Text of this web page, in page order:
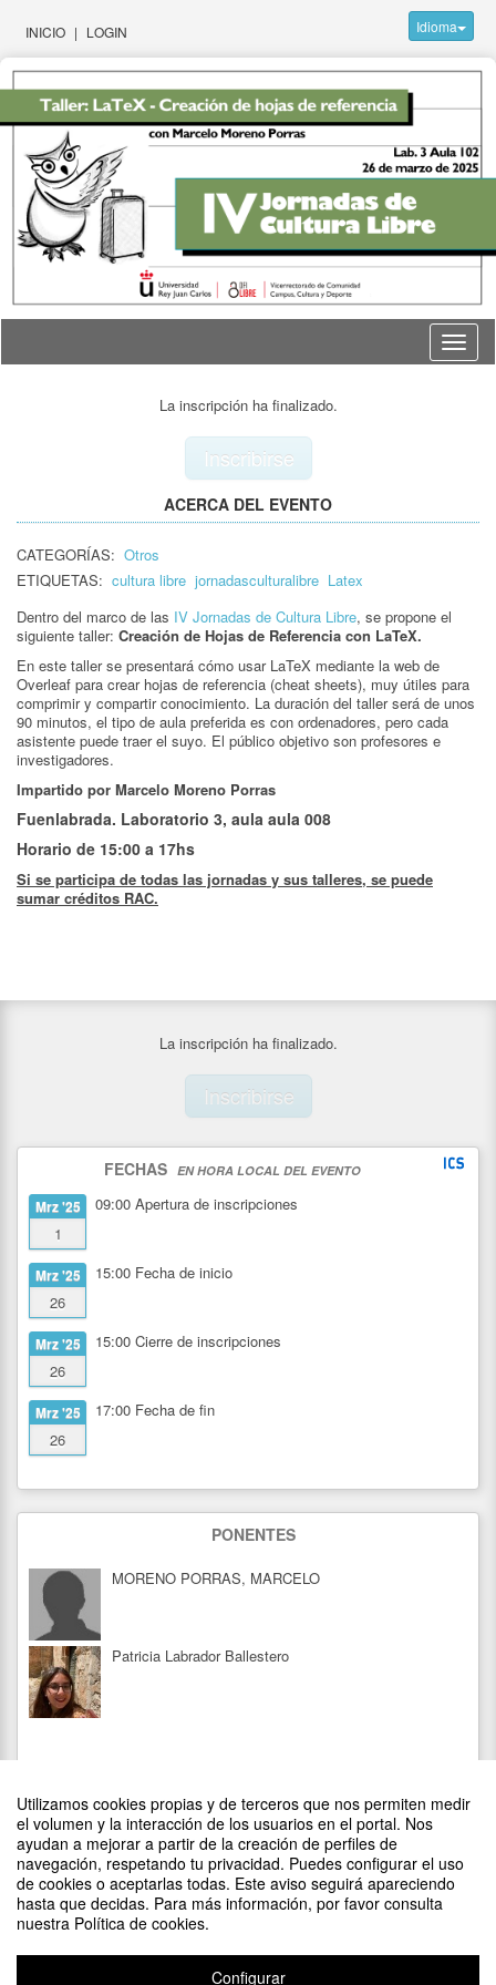
Utilizamos cookies propias y de terceros que nos permiten medir
el volumen y la interacción de los usuarios en el portal. Nos
ayudan a mejorar a partir de la creación de perfiles de
navegación, respetando tu privacidad. Puedes configurar el uso
de cookies o aceptarlas todas. Este aviso seguirá apareciendo
hasta que decidas. Para más información, por favor consulta
nuestra Política de cookies.
Configurar
INICIO | LOGIN Idioma
Idioma
La inscripción ha finalizado.
Inscribirse
ACERCA DEL EVENTO
CATEGORÍAS: Otros
ETIQUETAS: cultura libre jornadasculturalibre Latex
Dentro del marco de las IV Jornadas de Cultura Libre, se propone el
siguiente taller: Creación de Hojas de Referencia con LaTeX.
En este taller se presentará cómo usar LaTeX mediante la web de
Overleaf para crear hojas de referencia (cheat sheets), muy útiles para
comprimir y compartir conocimiento. La duración del taller será de unos
90 minutos, el tipo de aula preferida es con ordenadores, pero cada
asistente puede traer el suyo. El público objetivo son profesores e
investigadores.
Impartido por Marcelo Moreno Porras
Fuenlabrada. Laboratorio 3, aula aula 008
Horario de 15:00 a 17hs
Si se participa de todas las jornadas y sus talleres, se puede
sumar créditos RAC.
La inscripción ha finalizado.
Inscribirse
FECHAS EN HORA LOCAL DEL EVENTO
Mrz '25
1
09:00 Apertura de inscripciones
Mrz '25
26
15:00 Fecha de inicio
Mrz '25
26
15:00 Cierre de inscripciones
Mrz '25
26
17:00 Fecha de fin
PONENTES
MORENO PORRAS, MARCELO
Patricia Labrador Ballestero
DIFUNDE TU EVENTO PONIENDO EL SIGUIENTE CÓDIGO
EN TU SITIO